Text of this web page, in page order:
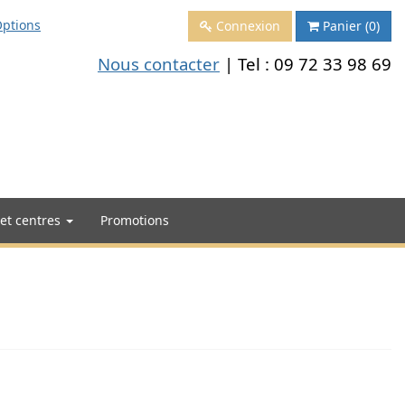
Connexion Panier (0)
Nous contacter | Tel : 09 72 33 98 69
centres Promotions